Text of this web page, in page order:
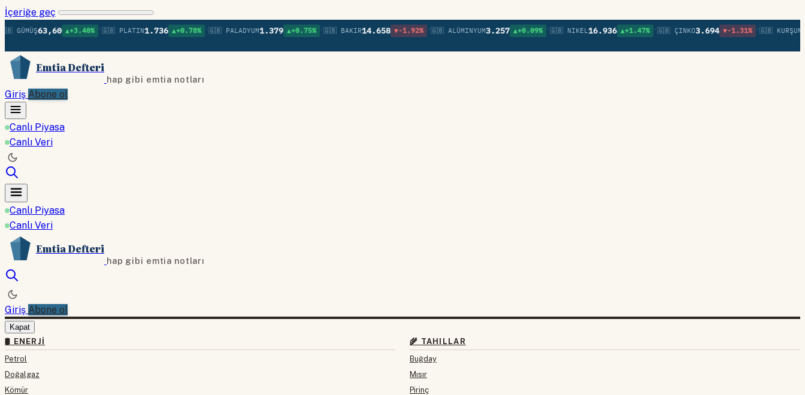
İçeriğe geç
63,60 ▲+3.40% •🇬🇧 PLATIN1.736 ▲+0.78% •🇬🇧 PALADYUM1.379 ▲+0.75% •🇬🇧 BAKIR14.658 ▼-1.92% •🇬🇧 ALÜMINYUM3.257 ▲+0.09% •🇬🇧 NIKEL16.936 ▲+1.47% •🇬🇧 ÇINKO3.694 ▼-1.31% •🇬🇧 KURŞUN0,85
Emtia Defteri
hap gibi emtia notları
Giriş Abone ol
Canlı Piyasa
Canlı Veri
Canlı Piyasa
Canlı Veri
Emtia Defteri
hap gibi emtia notları
Giriş Abone ol
Kapat
🛢 ENERJI
Petrol
Doğalgaz
Kömür
🌾 TAHILLAR
Buğday
Mısır
Pirinç